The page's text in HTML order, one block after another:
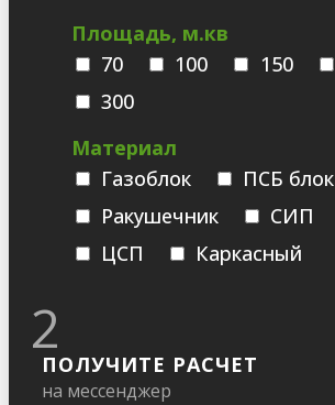
Площадь, м.кв
70
100 150
300
Материал
Газоблок
ПСБ блок
Ракушечник
СИП
ЦСП
Каркасный
2
ПОЛУЧИТЕ РАСЧЕТ
на мессенджер